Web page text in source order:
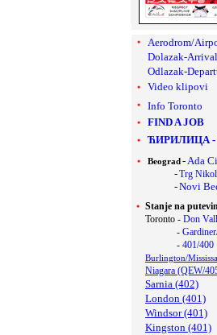
Aerodrom/
Dolazak-
Odlazak-
Video klipovi
Info Toronto
FIND A JOB
ЋИРИЛИЦА -
Beograd -Ada
-Trg
-Novi
Stanje na
Toronto - Don
-
- 401/400
Burlington/
Niagara (QEW/
Sarnia (402)
London (401)
Windsor (401)
Kingston (401)